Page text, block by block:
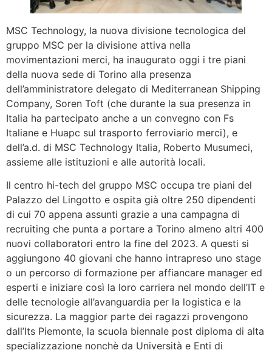
MSC Technology, la nuova divisione tecnologica del
gruppo MSC per la divisione attiva nella
movimentazioni merci, ha inaugurato oggi i tre piani
della nuova sede di Torino alla presenza
dell’amministratore delegato di Mediterranean Shipping
Company, Soren Toft (che durante la sua presenza in
Italia ha partecipato anche a un convegno con Fs
Italiane e Huapc sul trasporto ferroviario merci), e
dell’a.d. di MSC Technology Italia, Roberto Musumeci,
assieme alle istituzioni e alle autorità locali.
Il centro hi-tech del gruppo MSC occupa tre piani del
Palazzo del Lingotto e ospita già oltre 250 dipendenti
di cui 70 appena assunti grazie a una campagna di
recruiting che punta a portare a Torino almeno altri 400
nuovi collaboratori entro la fine del 2023. A questi si
aggiungono 40 giovani che hanno intrapreso uno stage
o un percorso di formazione per affiancare manager ed
esperti e iniziare così la loro carriera nel mondo dell’IT e
delle tecnologie all’avanguardia per la logistica e la
sicurezza. La maggior parte dei ragazzi provengono
dall’Its Piemonte, la scuola biennale post diploma di alta
specializzazione nonchè da Università e Enti di